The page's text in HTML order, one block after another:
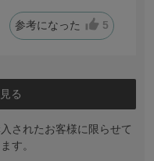
参考になった 5
る
されたお客様に限らせて
す。